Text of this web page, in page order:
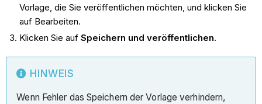
Vorlage, die Sie veröffentlichen möchten, und klicken Sie
auf Bearbeiten.
Klicken Sie auf Speichern und veröffentlichen.
HINWEIS
Wenn Fehler das Speichern der Vorlage verhindern,